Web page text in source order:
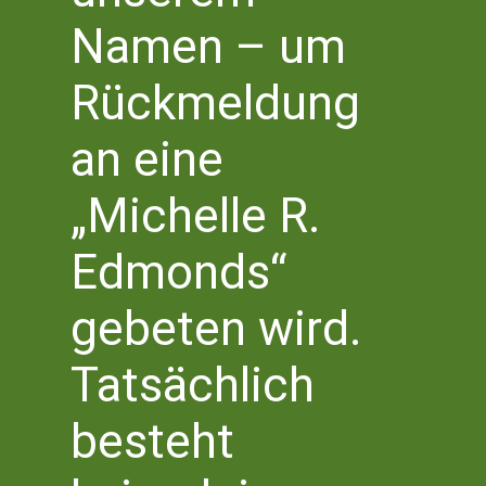
Kalender abonnieren
Literaturhaus Bonn
Bottlerplatz 1
53111 Bonn
T 0228 – 555 2 777 0
info@literaturhaus-bonn.de
Namen – um
Rückmeldung
an eine
„Michelle R.
Edmonds“
gebeten wird.
Tatsächlich
besteht